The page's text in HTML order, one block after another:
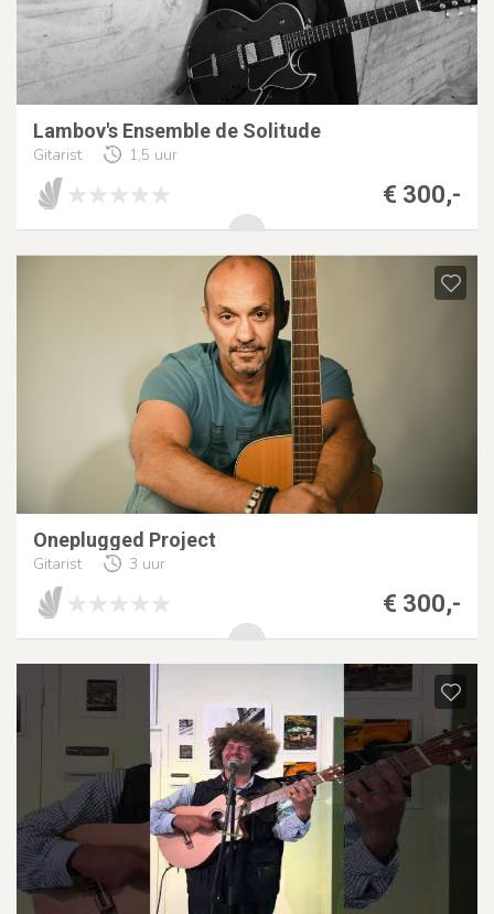
Lambov's Ensemble de Solitude
Gitarist 1,5 uur
€ 300,-
Oneplugged Project
Gitarist 3 uur
€ 300,-